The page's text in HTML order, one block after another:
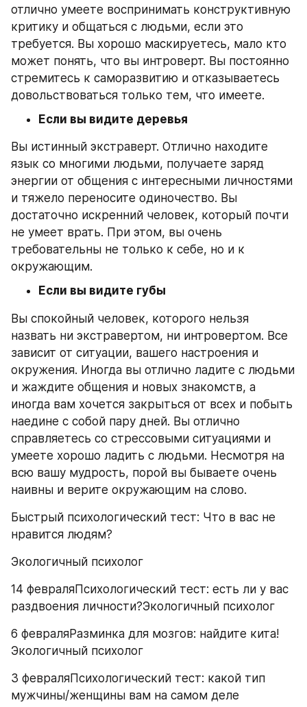
отлично умеете воспринимать конструктивную
критику и общаться с людьми, если это
требуется. Вы хорошо маскируетесь, мало кто
может понять, что вы интроверт. Вы постоянно
стремитесь к саморазвитию и отказываетесь
довольствоваться только тем, что имеете.
Если вы видите деревья
Вы истинный экстраверт. Отлично находите
язык со многими людьми, получаете заряд
энергии от общения с интересными личностями
и тяжело переносите одиночество. Вы
достаточно искренний человек, который почти
не умеет врать. При этом, вы очень
требовательны не только к себе, но и к
окружающим.
Если вы видите губы
Вы спокойный человек, которого нельзя
назвать ни экстравертом, ни интровертом. Все
зависит от ситуации, вашего настроения и
окружения. Иногда вы отлично ладите с людьми
и жаждите общения и новых знакомств, а
иногда вам хочется закрыться от всех и побыть
наедине с собой пару дней. Вы отлично
справляетесь со стрессовыми ситуациями и
умеете хорошо ладить с людьми. Несмотря на
всю вашу мудрость, порой вы бываете очень
наивны и верите окружающим на слово.
Быстрый психологический тест: Что в вас не
нравится людям?
Экологичный психолог
14 февраляПсихологический тест: есть ли у вас
раздвоения личности?Экологичный психолог
6 февраляРазминка для мозгов: найдите кита!
Экологичный психолог
3 февраляПсихологический тест: какой тип
мужчины/женщины вам на самом деле